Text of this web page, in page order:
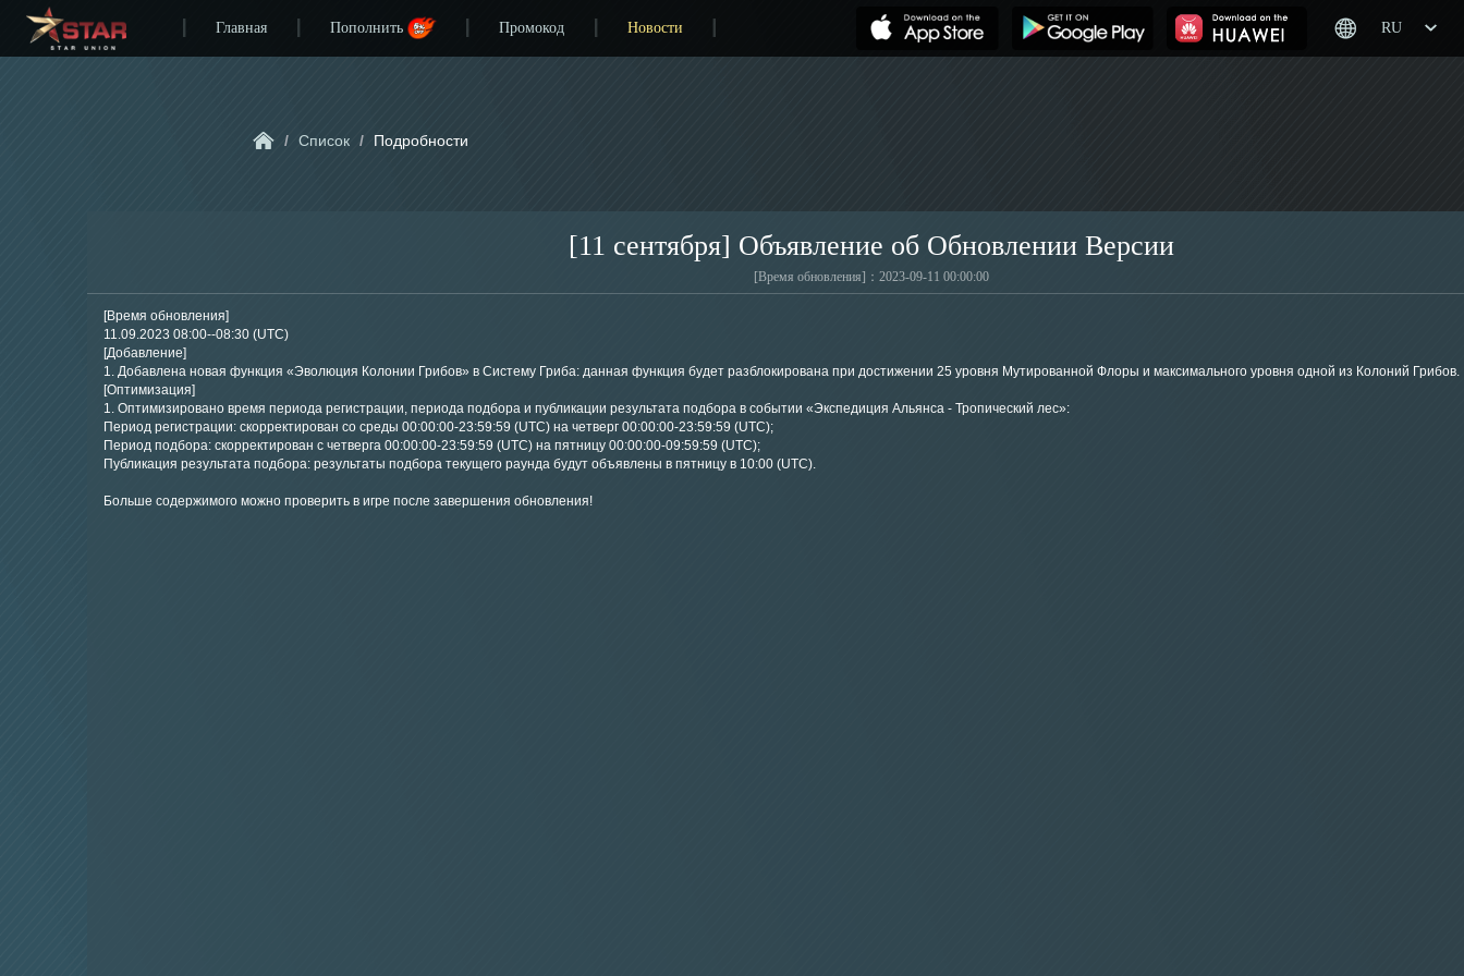
Главная Пополнить Промокод Новости RU
/ Список / Подробности
[11 сентября] Объявление об Обновлении Версии
[Время обновления]：2023-09-11 00:00:00
[Время обновления]
11.09.2023 08:00--08:30 (UTC)
[Добавление]
1. Добавлена новая функция «Эволюция Колонии Грибов» в Систему Гриба: данная функция будет разблокирована при достижении 25 уровня Мутированной Флоры и максимального уровня одной из Колоний Грибов.
[Оптимизация]
1. Оптимизировано время периода регистрации, периода подбора и публикации результата подбора в событии «Экспедиция Альянса - Тропический лес»:
Период регистрации: скорректирован со среды 00:00:00-23:59:59 (UTC) на четверг 00:00:00-23:59:59 (UTC);
Период подбора: скорректирован с четверга 00:00:00-23:59:59 (UTC) на пятницу 00:00:00-09:59:59 (UTC);
Публикация результата подбора: результаты подбора текущего раунда будут объявлены в пятницу в 10:00 (UTC).
Больше содержимого можно проверить в игре после завершения обновления!